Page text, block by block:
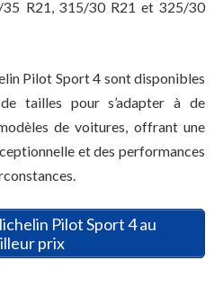
R21, 315/30 R21 et 325/30
Pilot Sport 4 sont disponibles
tailles pour s’adapter à de
de voitures, offrant une
et des performances
Pilot Sport 4 au
prix